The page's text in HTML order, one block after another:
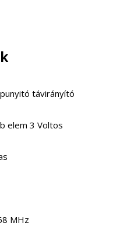
távirányító
elem 3 Voltos
MHz